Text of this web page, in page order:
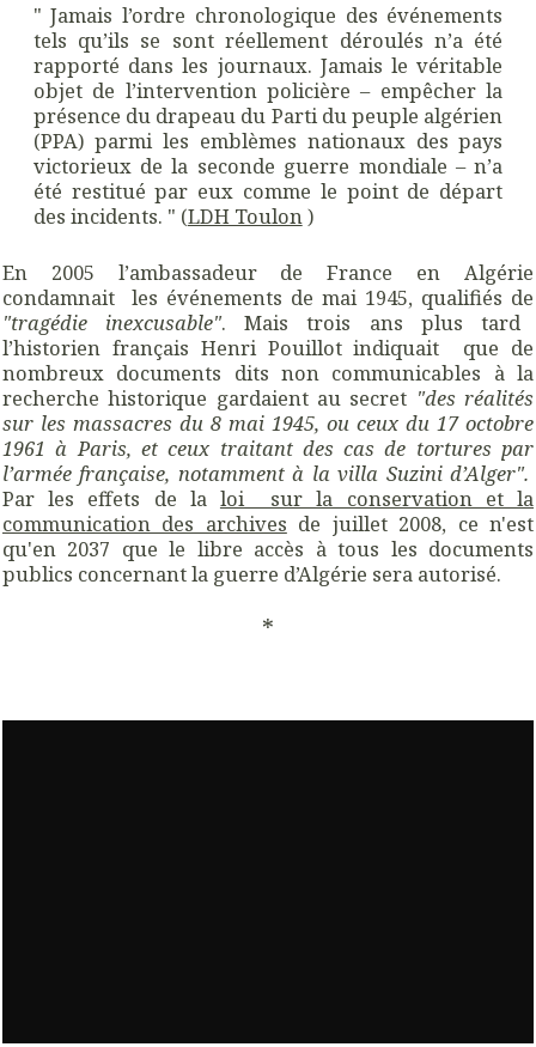
" Jamais l’ordre chronologique des événements
tels qu’ils se sont réellement déroulés n’a été
rapporté dans les journaux. Jamais le véritable
objet de l’intervention policière – empêcher la
présence du drapeau du Parti du peuple algérien
(PPA) parmi les emblèmes nationaux des pays
victorieux de la seconde guerre mondiale – n’a
été restitué par eux comme le point de départ
des incidents. " (LDH Toulon)
En 2005 l’ambassadeur de France en Algérie
condamnait les événements de mai 1945, qualifiés de
"tragédie inexcusable". Mais trois ans plus tard
l’historien français Henri Pouillot indiquait que de
nombreux documents dits non communicables à la
recherche historique gardaient au secret "des réalités
sur les massacres du 8 mai 1945, ou ceux du 17 octobre
1961 à Paris, et ceux traitant des cas de tortures par
l’armée française, notamment à la villa Suzini d’Alger".
Par les effets de la loi sur la conservation et la
communication des archives de juillet 2008, ce n'est
qu'en 2037 que le libre accès à tous les documents
publics concernant la guerre d’Algérie sera autorisé.
*